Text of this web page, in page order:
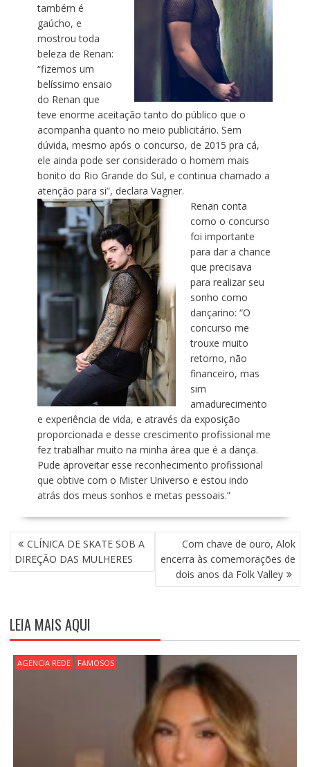
também é
gaúcho, e
mostrou toda
beleza de Renan:
“fizemos um
belíssimo ensaio
do Renan que
teve enorme aceitação tanto do público que o
acompanha quanto no meio publicitário. Sem
dúvida, mesmo após o concurso, de 2015 pra cá,
ele ainda pode ser considerado o homem mais
bonito do Rio Grande do Sul, e continua chamado a
atenção para si”, declara Vagner.
Renan conta
como o concurso
foi importante
para dar a chance
que precisava
para realizar seu
sonho como
dançarino: “O
concurso me
trouxe muito
retorno, não
financeiro, mas
sim
amadurecimento
e experiência de vida, e através da exposição
proporcionada e desse crescimento profissional me
fez trabalhar muito na minha área que é a dança.
Pude aproveitar esse reconhecimento profissional
que obtive com o Mister Universo e estou indo
atrás dos meus sonhos e metas pessoais.”
N
A
V
A
Ç
Ã
O
D
CLÍNICA DE SKATE SOB A
DIREÇÃO DAS MULHERES
Com chave de ouro, Alok
encerra às comemorações de
dois anos da Folk Valley
LEIA MAIS AQUI
AGENCIA REDE FAMOSOS